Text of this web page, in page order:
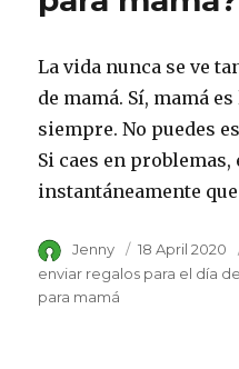
La vida nunca se ve
de mamá. Sí, mamá
siempre. No puedes
Si caes en
instantáneamente que
Author
Jenny
Posted
on
18 April 2020
enviar regalos para el día
para mamá